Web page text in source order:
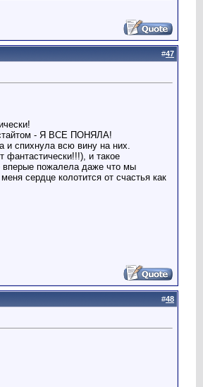
#47
- Я ВСЕ ПОНЯЛА!
и спихнула всю вину на них.
фантастически!!!), и такое
вперые пожалела даже что мы
сердце колотится от счастья как
#48